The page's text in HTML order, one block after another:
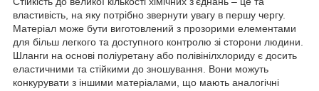
властивість, на яку потрібно звернути увагу в першу чергу.
Матеріал може бути виготовлений з прозорими елементами
для більш легкого та доступного контролю зі сторони людини.
Шланги на основі поліуретану або полівінілхлориду є досить
еластичними та стійкими до зношування. Вони можуть
конкурувати з іншими матеріалами, що мають аналогічні